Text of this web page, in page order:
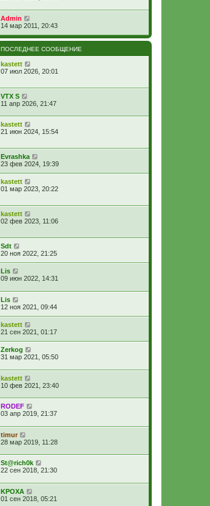
н
е
м
с
о
о
б
щ
е
и
ю
Admin
14 мар 2011, 20:43
ПОСЛЕДНЕЕ СООБЩЕНИЕ
kastett
07 июл 2026, 20:01
VTX S
11 апр 2026, 21:47
kastett
21 июн 2024, 15:54
Evrashka
23 фев 2024, 19:39
kastett
01 мар 2023, 20:22
kastett
02 фев 2023, 11:06
Sdt
20 ноя 2022, 21:25
Lis
09 июн 2022, 14:31
Lis
12 ноя 2021, 09:44
kastett
21 сен 2021, 01:17
Zerkog
31 мар 2021, 05:50
kastett
10 фев 2021, 23:40
RODEF
03 апр 2019, 21:37
timur
28 мар 2019, 11:28
St@rich0k
22 сен 2018, 21:30
KPOXA
01 сен 2018, 05:21